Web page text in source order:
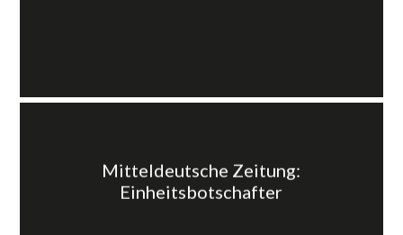
Mitteldeutsche Zeitung:
Einheitsbotschafter